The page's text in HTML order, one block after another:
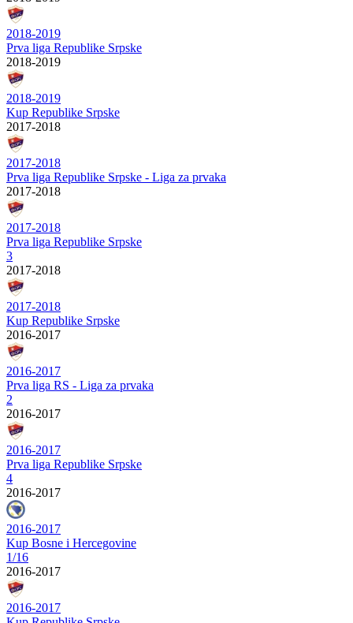
2018-2019
Prva liga Republike Srpske
2018-2019
2018-2019
Kup Republike Srpske
2017-2018
2017-2018
Prva liga Republike Srpske - Liga za prvaka
2017-2018
2017-2018
Prva liga Republike Srpske
3
2017-2018
2017-2018
Kup Republike Srpske
2016-2017
2016-2017
Prva liga RS - Liga za prvaka
2
2016-2017
2016-2017
Prva liga Republike Srpske
4
2016-2017
2016-2017
Kup Bosne i Hercegovine
1/16
2016-2017
2016-2017